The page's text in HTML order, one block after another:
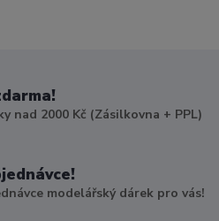
nad 2000 Kč (Zásilkovna + PPL)
modelářský dárek pro vás!